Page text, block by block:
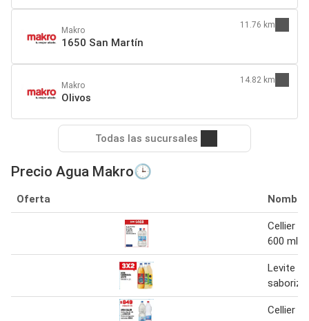
Makro
1650 San Martín
11.76 km
Makro
Olivos
14.82 km
Todas las sucursales
Precio Agua Makro🕒
Oferta Nombre
Cellier
600 ml
Levite
Cellier